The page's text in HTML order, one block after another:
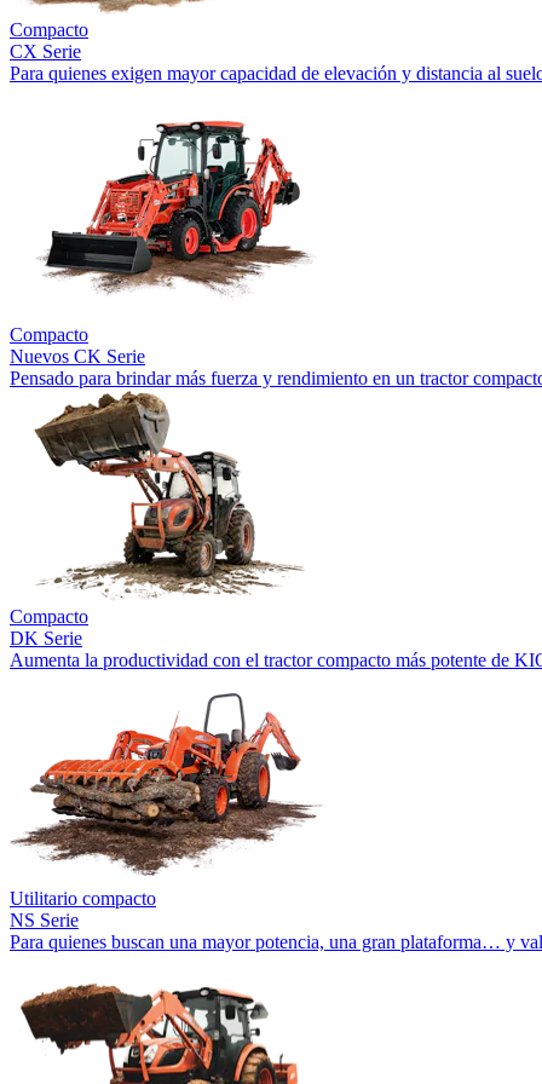
Compacto
CX Serie
Para quienes exigen mayor capacidad de elevación y distancia al
Compacto
Nuevos CK Serie
Pensado para brindar más fuerza y rendimiento en un tractor
Compacto
DK Serie
Aumenta la productividad con el tractor compacto más potente de
Utilitario compacto
NS Serie
Para quienes buscan una mayor potencia, una gran plataforma… y